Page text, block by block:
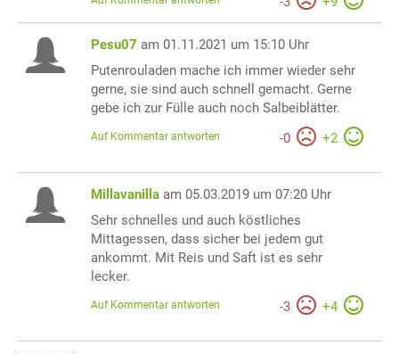
Pesu07 am 01.11.2021 um 15:10 Uhr
Putenrouladen mache ich immer wieder sehr
gerne, sie sind auch schnell gemacht. Gerne
gebe ich zur Fülle auch noch Salbeiblätter.
-0 +2
Auf Kommentar antworten
Millavanilla am 05.03.2019 um 07:20 Uhr
Sehr schnelles und auch köstliches
Mittagessen, dass sicher bei jedem gut
ankommt. Mit Reis und Saft ist es sehr
lecker.
-3 +4
Auf Kommentar antworten